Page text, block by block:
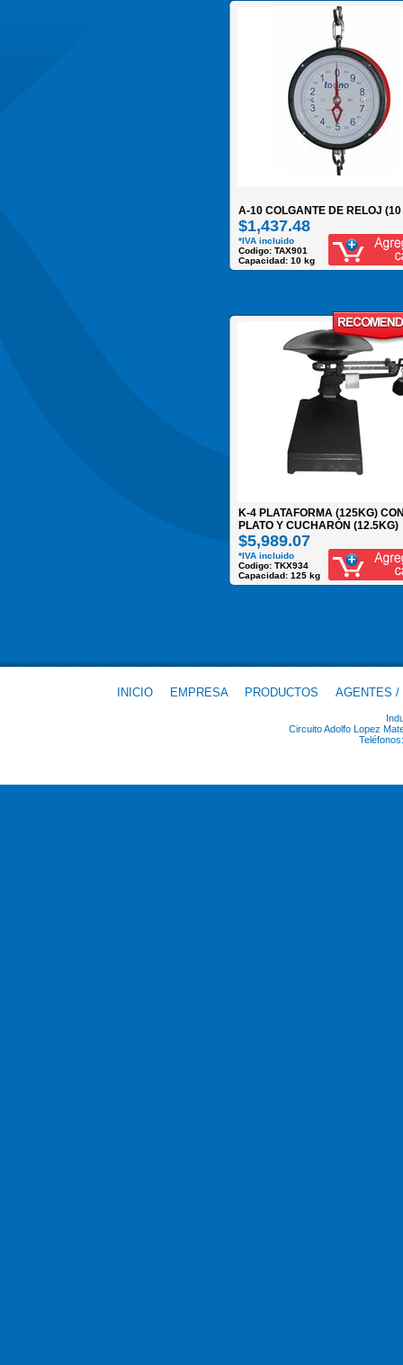
A-10 COLGANTE DE RELOJ
$1,437.48
*IVA incluido
Codigo: TAX901
Capacidad: 10 kg
K-4 PLATAFORMA (125KG)
PLATO Y CUCHARÓN (12.5KG)
$5,989.07
*IVA incluido
Codigo: TKX934
Capacidad: 125 kg
INICIO EMPRESA PRODUCTOS AGENTES /
Circuito Adolfo Lopez